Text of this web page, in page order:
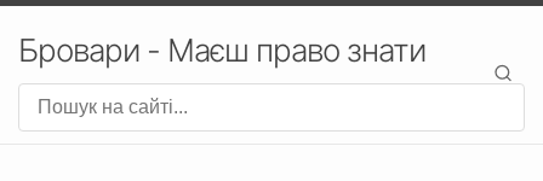
Бровари - Маєш право знати